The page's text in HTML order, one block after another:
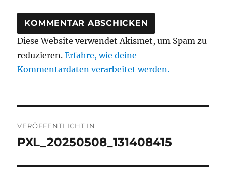
Diese Website verwendet Akismet, um Spam zu
reduzieren.Erfahre, wie deine
Kommentardaten verarbeitet werden.
VERÖFFENTLICHT IN
PXL_20250508_131408415